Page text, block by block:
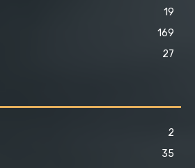
19
169
27
2
35